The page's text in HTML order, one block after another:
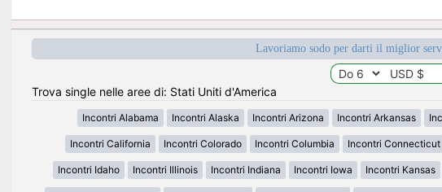
Lavoriamo sodo per darti il miglior
Trova single nelle aree di: Stati Uniti d'America
Incontri Alabama Incontri Alaska Incontri Arizona Incontri Arkansas
Incontri California Incontri Colorado Incontri Columbia Incontri Connecticut
Incontri Idaho Incontri Illinois Incontri Indiana Incontri Iowa Incontri Kansas